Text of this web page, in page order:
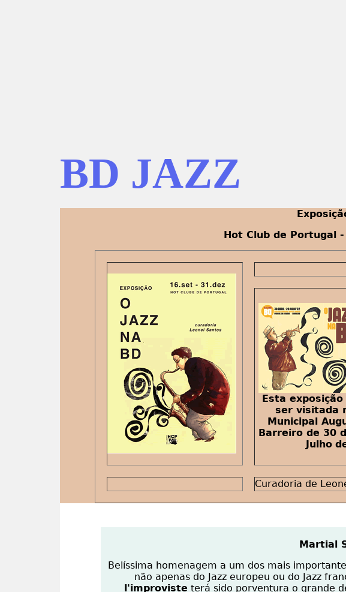
BD JAZZ
Hot Club de Portugal
Esta
ser visitada
Municipal
Barreiro de 30
Julho
Curadoria de
Martial
Belíssima homenagem a um dos mais
não apenas do Jazz europeu ou do Jazz
l'improviste terá sido porventura o grande